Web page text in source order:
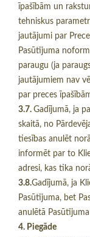
īpašībām un
tehniskus
jautājumi par
Pasūtījuma
paraugu (ja
jautājumiem nav
par preces
3.7. Gadījumā, ja
skaitā, no
tiesības anulēt
informēt par to
adresi, kas tika
3.8.Gadījumā, ja
Pasūtījuma, bet
anulētā
4. Piegāde